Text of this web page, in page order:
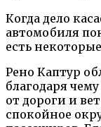
Когда дело
автомобиля
есть
Рено Каптур
благодаря
от дороги и
спокойное